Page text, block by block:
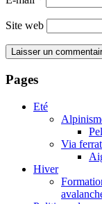
Site web
Pages
Eté
Via
Hiver